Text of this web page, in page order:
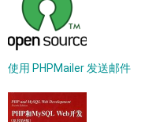
使用 PHPMailer 发送邮件